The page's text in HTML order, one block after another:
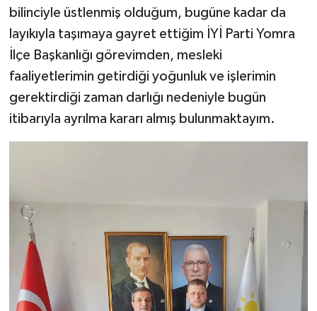
bilinciyle üstlenmiş olduğum, bugüne kadar da
layıkıyla taşımaya gayret ettiğim İYİ Parti Yomra
İlçe Başkanlığı görevimden, mesleki
faaliyetlerimin getirdiği yoğunluk ve işlerimin
gerektirdiği zaman darlığı nedeniyle bugün
itibarıyla ayrılma kararı almış bulunmaktayım.